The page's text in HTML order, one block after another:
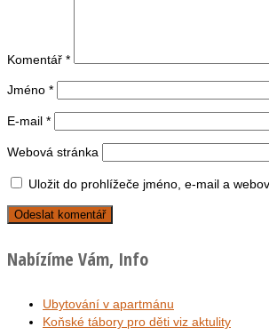
Komentář *
Jméno *
E-mail *
Webová stránka
Uložit do prohlížeče jméno, e-mail a
Nabízíme Vám, Info
Ubytování v apartmánu
Koňské tábory pro děti viz aktulity